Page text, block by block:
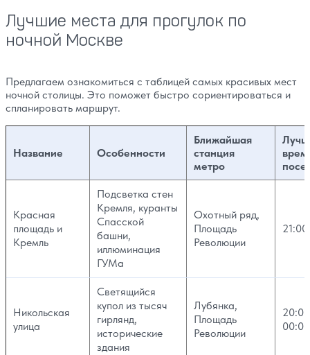
Лучшие места для прогулок по
ночной Москве
Предлагаем ознакомиться с таблицей самых красивых мест
ночной столицы. Это поможет быстро сориентироваться и
спланировать маршрут.
Название Особенности
Ближайшая
станция
метро
Красная
площадь и
Кремль
Подсветка стен
Кремля, куранты
Спасской
башни,
иллюминация
ГУМа
Охотный ряд,
Площадь
Революции
Никольская
улица
Светящийся
купол из тысяч
гирлянд,
исторические
здания
Лубянка,
Площадь
Революции
00:00